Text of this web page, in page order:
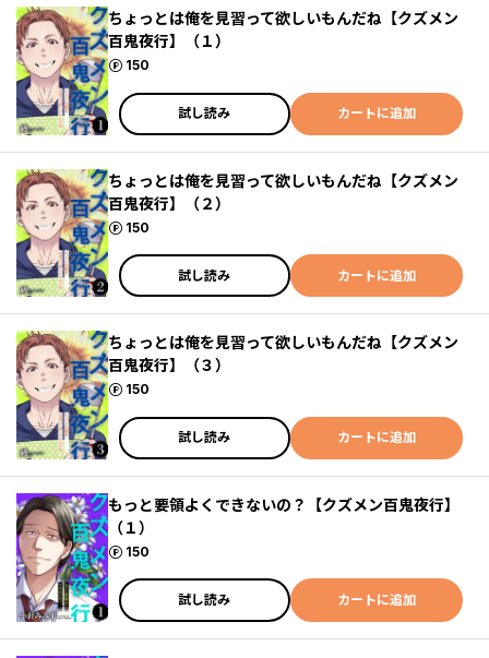
ちょっとは俺を見習って欲しいもんだね【クズメン
百鬼夜行】（１）
150
ポイント
試し読み カートに追加
ちょっとは俺を見習って欲しいもんだね【クズメン
百鬼夜行】（２）
150
ポイント
試し読み カートに追加
ちょっとは俺を見習って欲しいもんだね【クズメン
百鬼夜行】（３）
150
ポイント
試し読み カートに追加
もっと要領よくできないの？【クズメン百鬼夜行】
（１）
150
ポイント
試し読み カートに追加